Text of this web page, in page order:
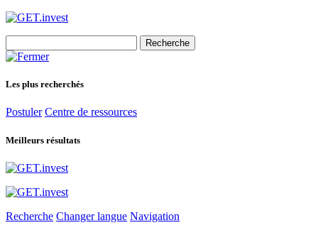
for:
Les plus recherchés
Postuler Centre de ressources
Meilleurs résultats
Recherche Changer langue Navigation